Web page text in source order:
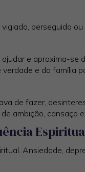
perseguido ou
e aproxima-
e da família
de fazer,
ambição, cansaço
Ansiedade,